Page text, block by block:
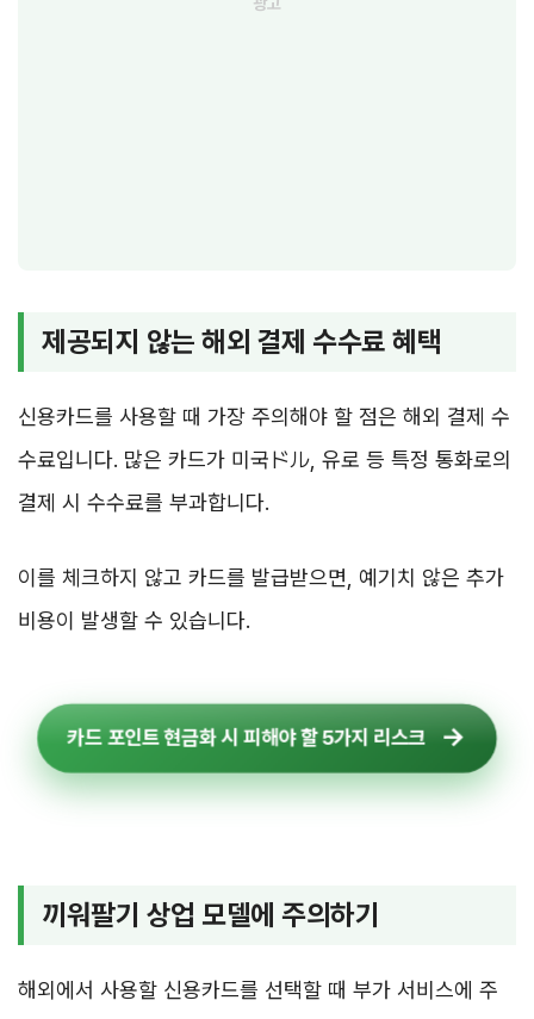
제공되지 않는 해외 결제 수수료 혜택
신용카드를 사용할 때 가장 주의해야 할 점은 해외 결제 수
수료입니다. 많은 카드가 미국ドル, 유로 등 특정 통화로의
결제 시 수수료를 부과합니다.
이를 체크하지 않고 카드를 발급받으면, 예기치 않은 추가
비용이 발생할 수 있습니다.
카드 포인트 현금화 시 피해야 할 5가지 리스크
끼워팔기 상업 모델에 주의하기
해외에서 사용할 신용카드를 선택할 때 부가 서비스에 주